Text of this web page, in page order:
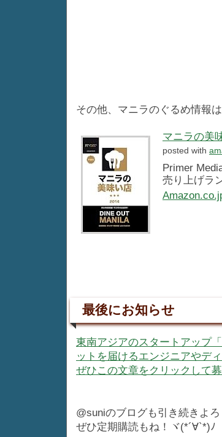
その他、マニラのぐるめ情報
マニラの美
posted with
Primer
売り上げラ
最後にお知らせ
東南アジアのスタートアップ
ットを届けるエンジニアやデ
ぜひこの文章をクリックして
@suniのブログも引き続きよろ
ぜひ定期購読もね！ヾ(*´∀`*)ﾉ